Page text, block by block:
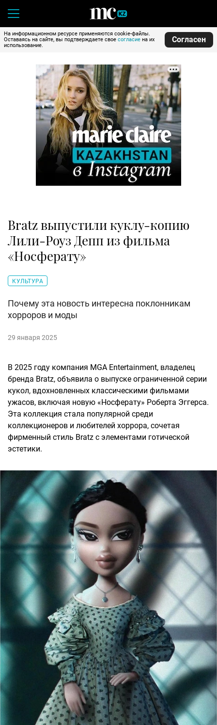
На информационном ресурсе применяются cookie-файлы.
Оставаясь на сайте, вы подтверждаете свое согласие на их
использование.
Согласен
Bratz выпустили куклу-копию
Лили-Роуз Депп из фильма
«Носферату»
КУЛЬТУРА
Почему эта новость интересна поклонникам
хорроров и моды
29 января 2025
В 2025 году компания MGA Entertainment, владелец
бренда Bratz, объявила о выпуске ограниченной серии
кукол, вдохновленных классическими фильмами
ужасов, включая новую «Носферату» Роберта Эггерса.
Эта коллекция стала популярной среди
коллекционеров и любителей хоррора, сочетая
фирменный стиль Bratz с элементами готической
эстетики.